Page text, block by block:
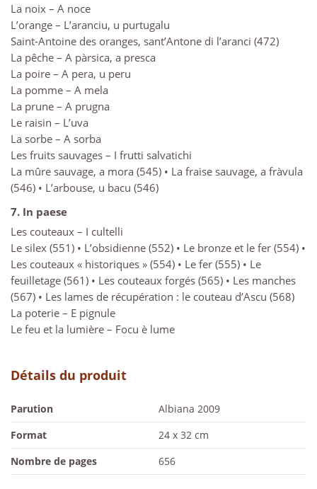
La noix – A noce
L’orange – L’aranciu, u purtugalu
Saint-Antoine des oranges, sant’Antone di l’aranci (472)
La pêche – A pàrsica, a presca
La poire – A pera, u peru
La pomme – A mela
La prune – A prugna
Le raisin – L’uva
La sorbe – A sorba
Les fruits sauvages – I frutti salvatichi
La mûre sauvage, a mora (545) • La fraise sauvage, a fràvula
(546) • L’arbouse, u bacu (546)
7. In paese
Les couteaux – I cultelli
Le silex (551) • L’obsidienne (552) • Le bronze et le fer (554) •
Les couteaux « historiques » (554) • Le fer (555) • Le
feuilletage (561) • Les couteaux forgés (565) • Les manches
(567) • Les lames de récupération : le couteau d’Ascu (568)
La poterie – E pignule
Le feu et la lumière – Focu è lume
Détails du produit
Parution
Albiana 2009
Format
24 x 32 cm
Nombre de pages
656